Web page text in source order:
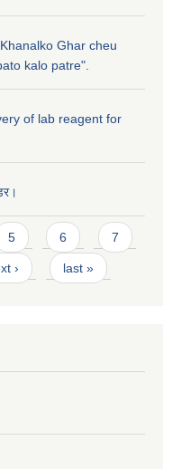
Khanalko Ghar cheu
kalo patre".
of lab reagent for
5 6 7
› last »